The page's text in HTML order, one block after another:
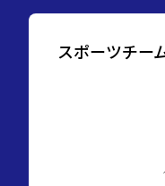
スポーツチー